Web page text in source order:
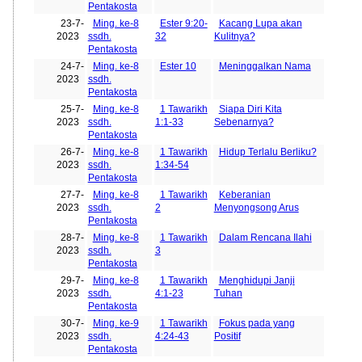
Pentakosta
23-7-
2023
Ming. ke-8
ssdh.
Pentakosta
Ester 9:20-
32
Kacang Lupa akan
Kulitnya?
24-7-
2023
Ming. ke-8
ssdh.
Pentakosta
Ester 10 Meninggalkan Nama
25-7-
2023
Ming. ke-8
ssdh.
Pentakosta
1 Tawarikh
1:1-33
Siapa Diri Kita
Sebenarnya?
26-7-
2023
Ming. ke-8
ssdh.
Pentakosta
1 Tawarikh
1:34-54
Hidup Terlalu Berliku?
27-7-
2023
Ming. ke-8
ssdh.
Pentakosta
1 Tawarikh
2
Keberanian
Menyongsong Arus
28-7-
2023
Ming. ke-8
ssdh.
Pentakosta
1 Tawarikh
3
Dalam Rencana Ilahi
29-7-
2023
Ming. ke-8
ssdh.
Pentakosta
1 Tawarikh
4:1-23
Menghidupi Janji
Tuhan
30-7-
2023
Ming. ke-9
ssdh.
Pentakosta
1 Tawarikh
4:24-43
Fokus pada yang
Positif